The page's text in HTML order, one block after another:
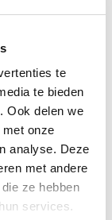
te
te bieden
Ook delen we
onze
analyse. Deze
met andere
ze hebben
services.
zijn,
is.
en
vinden